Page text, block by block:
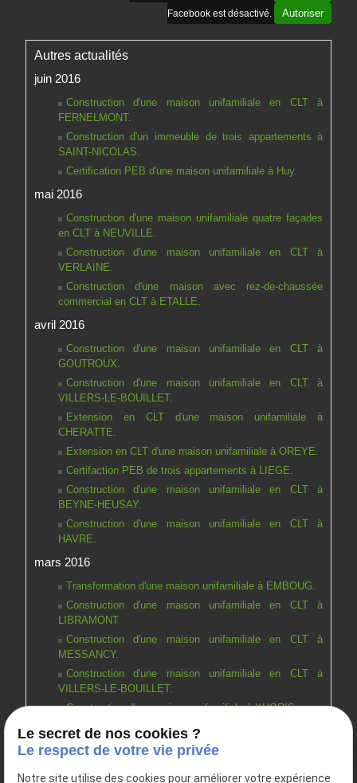
Facebook est désactivé. Autoriser
Autres actualités
juin 2016
Construction d'une maison unifamiliale en CLT à
FERNELMONT.
Construction d'un immeuble de trois appartements à
SAINT-NICOLAS.
Certification PEB d'une maison unifamiliale à Huy.
mai 2016
Construction d'une maison unifamiliale quatre façades
en CLT à NEUVILLE.
Construction d'une maison unifamiliale en CLT à
VERLAINE.
Construction d'une maison avec rez-de-chaussée
commercial en CLT à ETALLE.
avril 2016
Construction d'une maison unifamiliale en CLT à
GOUTROUX.
Construction d'une maison unifamiliale en CLT à
VILLERS-LE-BOUILLET.
Extension en CLT d'une maison unifamiliale à
CHERATTE.
Extension en CLT d'une maison unifamiliale à OREYE.
Certifaction PEB de trois appartements à LIEGE.
Construction d'une maison unifamiliale en CLT à
BEYNE-HEUSAY.
Construction d'une maison unifamiliale en CLT à
HAVRE.
mars 2016
Transformation d'une maison unifamiliale à EMBOUG.
Construction d'une maison unifamiliale en CLT à
LIBRAMONT
Construction d'une maison unifamiliale en CLT à
MESSANCY.
Construction d'une maison unifamiliale en CLT à
VILLERS-LE-BOUILLET.
Construction d'une maison unifamiliale à XHORIS.
février 2016
Construciton d'une maison unifamiliale à SAINT-
Le secret de nos cookies ?
Le respect de votre vie privée
Notre site utilise des cookies pour améliorer votre expérience